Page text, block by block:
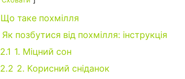
Що таке похмілля
Як позбутися від похмілля: інструкція
2.1 1. Міцний сон
2.2 2. Корисний сніданок